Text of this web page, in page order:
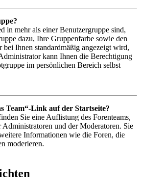
in mehr als einer Benutzergruppe sind,
dazu, Ihre Gruppenfarbe sowie den
bei Ihnen standardmäßig angezeigt wird,
kann Ihnen die Berechtigung
im persönlichen Bereich selbst
Team“-Link auf der Startseite?
Sie eine Auflistung des Forenteams,
Administratoren und der Moderatoren. Sie
Informationen wie die Foren, die
moderieren.